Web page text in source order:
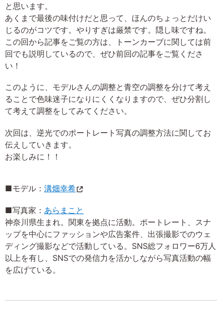
と思います。
あくまで最後の味付けだと思って、ほんのちょっとだけい
じるのがコツです。やりすぎは厳禁です。隠し味ですね。
この回から記事をご覧の方は、トーンカーブに関しては前
回でも説明しているので、ぜひ前回の記事をご覧くださ
い！
このように、モデルさんの調整と青空の調整を分けて考え
ることで色味迷子になりにくくなりますので、ぜひ分割し
て考えて調整をしてみてください。
次回は、逆光でのポートレート写真の調整方法に関してお
伝えしていきます。
お楽しみに！！
■モデル： 溝畑幸希
■写真家： あらまこと
神奈川県生まれ。関東を拠点に活動。ポートレート、スナ
ップを中心にファッションや広告案件、出張撮影でのウェ
ディング撮影などで活動している。SNS総フォロワー6万人
以上を有し、SNSでの発信力を活かしながら写真活動の幅
を広げている。